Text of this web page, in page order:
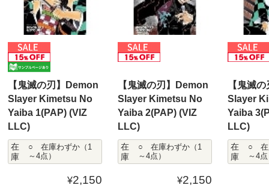
【鬼滅の刃】Demon
Slayer Kimetsu No
Yaiba 1(PAP) (VIZ
LLC)
在
庫
○ 在庫わずか（1
～4点）
¥2,150
【鬼滅の刃】Demon
Slayer Kimetsu No
Yaiba 2(PAP) (VIZ
LLC)
在
庫
○ 在庫わずか（1
～4点）
¥2,150
【鬼滅
Slayer
Yaiba
LLC)
在
庫
○ 在
～4